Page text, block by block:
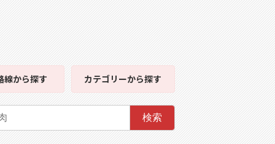
線から探す カテゴリーから探す
検索